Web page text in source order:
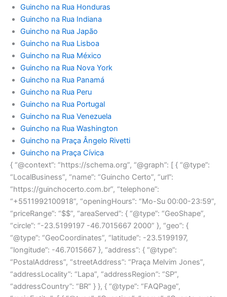
Guincho na Rua Honduras
Guincho na Rua Indiana
Guincho na Rua Japão
Guincho na Rua Lisboa
Guincho na Rua México
Guincho na Rua Nova York
Guincho na Rua Panamá
Guincho na Rua Peru
Guincho na Rua Portugal
Guincho na Rua Venezuela
Guincho na Rua Washington
Guincho na Praça Ângelo Rivetti
Guincho na Praça Cívica
{ “@context”: “https://schema.org”, “@graph”: [ { “@type”:
“LocalBusiness”, “name”: “Guincho Certo”, “url”:
“https://guinchocerto.com.br”, “telephone”:
“+5511992100918”, “openingHours”: “Mo-Su 00:00-23:59”,
“priceRange”: “$$”, “areaServed”: { “@type”: “GeoShape”,
“circle”: “-23.5199197 -46.7015667 2000” }, “geo”: {
“@type”: “GeoCoordinates”, “latitude”: -23.5199197,
“longitude”: -46.7015667 }, “address”: { “@type”:
“PostalAddress”, “streetAddress”: “Praça Melvim Jones”,
“addressLocality”: “Lapa”, “addressRegion”: “SP”,
“addressCountry”: “BR” } }, { “@type”: “FAQPage”,